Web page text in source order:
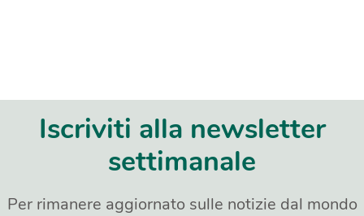
Iscriviti alla newsletter
settimanale
Per rimanere aggiornato sulle notizie dal mondo